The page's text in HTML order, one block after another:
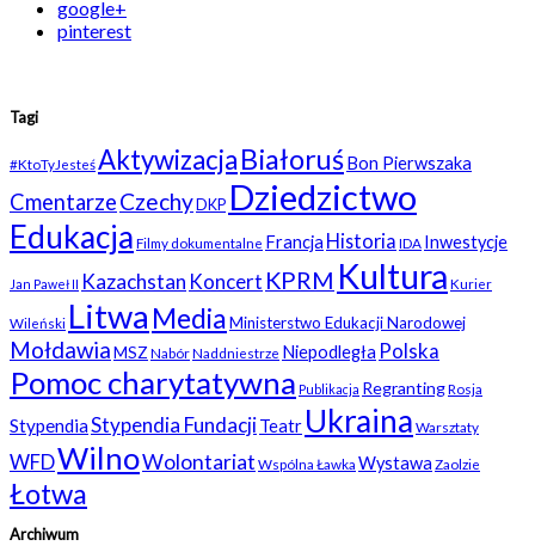
google+
pinterest
Tagi
#KtoTyJesteśAktywizacjaBiałoruśBon Pierwszaka
CmentarzeCzechyDKP Dziedzictwo
Edukacja Filmy dokumentalne Francja Historia IDA Inwestycje
Jan Paweł II Kazachstan Koncert KPRM Kultura Kurier
Wileński Litwa MediaMinisterstwo Edukacji Narodowej
MołdawiaMSZ NabórNaddniestrze Niepodległa Polska
Pomoc charytatywna Publikacja RegrantingRosja
StypendiaStypendia FundacjiTeatr Ukraina Warsztaty
WFDWilnoWolontariat Wspólna Ławka Wystawa Zaolzie
Łotwa
Archiwum